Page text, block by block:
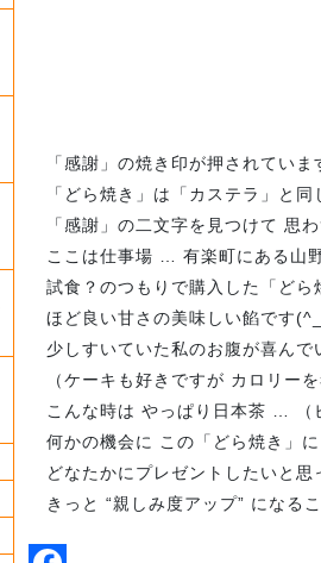
「感謝」の焼き印が押されていま
「どら焼き」は「カステラ」と
「感謝」の二文字を見つけて 思
ここは仕事場 … 有楽町にある山
試食？のつもりで購入した「ど
ほど良い甘さの美味しい餡です
少しすいていた私のお腹が喜んで
（ケーキも好きですが カロリー
こんな時は やっぱり日本茶 … （
何かの機会に この「どら焼き」
どなたかにプレゼントしたいと思
きっと “親しみ度アップ” にな